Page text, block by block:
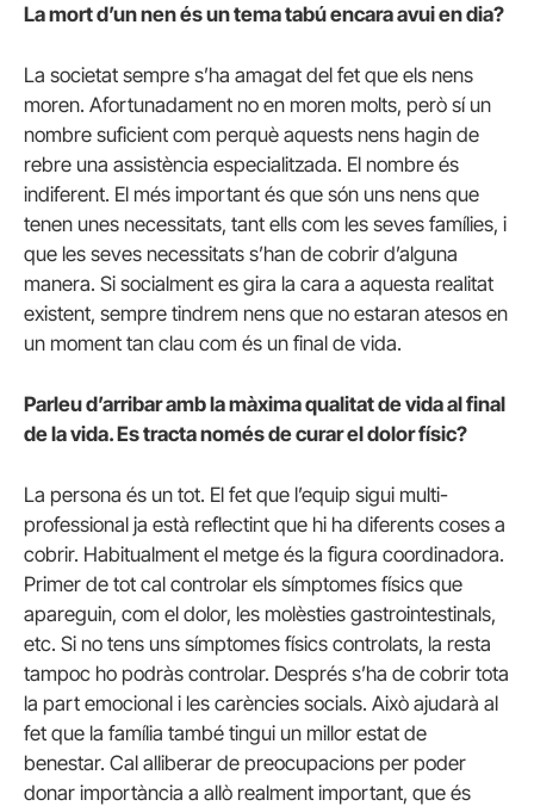
La mort d’un nen és un tema tabú encara avui en dia?
La societat sempre s’ha amagat del fet que els nens
moren. Afortunadament no en moren molts, però sí un
nombre suficient com perquè aquests nens hagin de
rebre una assistència especialitzada. El nombre és
indiferent. El més important és que són uns nens que
tenen unes necessitats, tant ells com les seves famílies, i
que les seves necessitats s’han de cobrir d’alguna
manera. Si socialment es gira la cara a aquesta realitat
existent, sempre tindrem nens que no estaran atesos en
un moment tan clau com és un final de vida.
Parleu d’arribar amb la màxima qualitat de vida al final
de la vida. Es tracta només de curar el dolor físic?
La persona és un tot. El fet que l’equip sigui multi-
professional ja està reflectint que hi ha diferents coses a
cobrir. Habitualment el metge és la figura coordinadora.
Primer de tot cal controlar els símptomes físics que
apareguin, com el dolor, les molèsties gastrointestinals,
etc. Si no tens uns símptomes físics controlats, la resta
tampoc ho podràs controlar. Després s’ha de cobrir tota
la part emocional i les carències socials. Això ajudarà al
fet que la família també tingui un millor estat de
benestar. Cal alliberar de preocupacions per poder
donar importància a allò realment important, que és